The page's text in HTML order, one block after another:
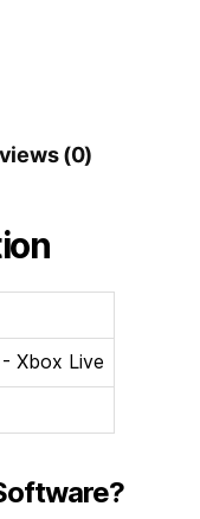
(0)
- Xbox Live